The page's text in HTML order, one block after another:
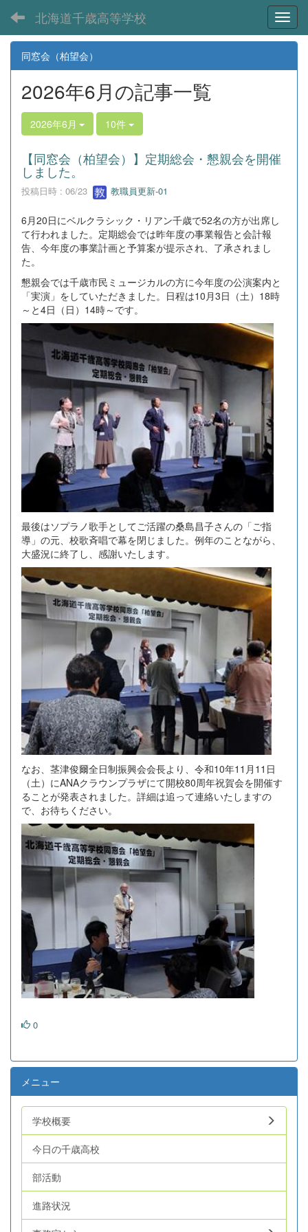
北海道千歳高等学校
同窓会（柏望会）
2026年6月の記事一覧
2026年6月 10件
【同窓会（柏望会）】定期総会・懇親会を開催
しました。
投稿日時 : 06/23 教職員更新-01
6月20日にベルクラシック・リアン千歳で52名の方が出席し
て行われました。定期総会では昨年度の事業報告と会計報
告、今年度の事業計画と予算案が提示され、了承されまし
た。
懇親会では千歳市民ミュージカルの方に今年度の公演案内と
「実演」をしていただきました。日程は10月3日（土）18時
～と4日（日）14時～です。
最後はソプラノ歌手としてご活躍の桑島昌子さんの「ご指
導」の元、校歌斉唱で幕を閉じました。例年のことながら、
大盛況に終了し、感謝いたします。
なお、茎津俊爾全日制振興会会長より、令和10年11月11日
（土）にANAクラウンプラザにて開校80周年祝賀会を開催す
ることが発表されました。詳細は追って連絡いたしますの
で、お待ちください。
0
メニュー
学校概要
今日の千歳高校
部活動
進路状況